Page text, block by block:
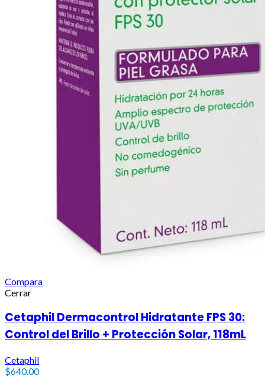
Compara
Cerrar
Cetaphil Dermacontrol Hidratante FPS 30:
Control del Brillo + Protección Solar, 118mL
Cetaphil
$640.00